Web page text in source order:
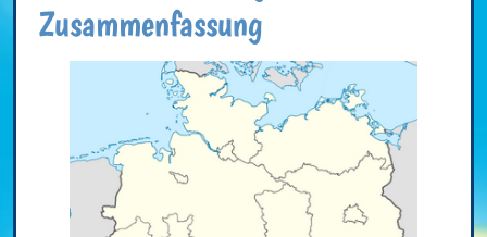
Zusammenfassung